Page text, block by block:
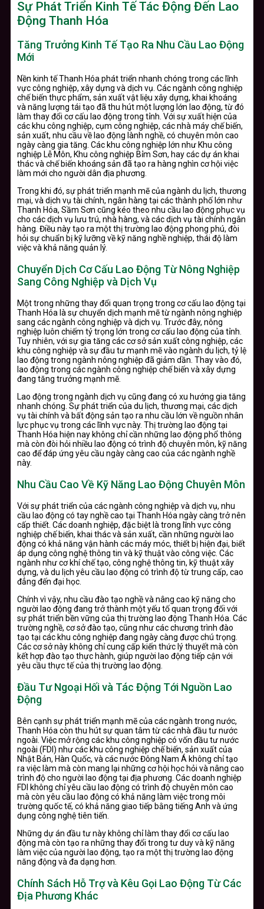
Sự Phát Triển Kinh Tế Tác Động Đến Lao
Động Thanh Hóa
Tăng Trưởng Kinh Tế Tạo Ra Nhu Cầu Lao Động
Mới
Nền kinh tế Thanh Hóa phát triển nhanh chóng trong các lĩnh
vực công nghiệp, xây dựng và dịch vụ. Các ngành công nghiệp
chế biến thực phẩm, sản xuất vật liệu xây dựng, khai khoáng
và năng lượng tái tạo đã thu hút một lượng lớn lao động, từ đó
làm thay đổi cơ cấu lao động trong tỉnh. Với sự xuất hiện của
các khu công nghiệp, cụm công nghiệp, các nhà máy chế biến,
sản xuất, nhu cầu về lao động lành nghề, có chuyên môn cao
ngày càng gia tăng. Các khu công nghiệp lớn như Khu công
nghiệp Lễ Môn, Khu công nghiệp Bỉm Sơn, hay các dự án khai
thác và chế biến khoáng sản đã tạo ra hàng nghìn cơ hội việc
làm mới cho người dân địa phương.
Trong khi đó, sự phát triển mạnh mẽ của ngành du lịch, thương
mại, và dịch vụ tài chính, ngân hàng tại các thành phố lớn như
Thanh Hóa, Sầm Sơn cũng kéo theo nhu cầu lao động phục vụ
cho các dịch vụ lưu trú, nhà hàng, và các dịch vụ tài chính ngân
hàng. Điều này tạo ra một thị trường lao động phong phú, đòi
hỏi sự chuẩn bị kỹ lưỡng về kỹ năng nghề nghiệp, thái độ làm
việc và khả năng quản lý.
Chuyển Dịch Cơ Cấu Lao Động Từ Nông Nghiệp
Sang Công Nghiệp và Dịch Vụ
Một trong những thay đổi quan trọng trong cơ cấu lao động tại
Thanh Hóa là sự chuyển dịch mạnh mẽ từ ngành nông nghiệp
sang các ngành công nghiệp và dịch vụ. Trước đây, nông
nghiệp luôn chiếm tỷ trọng lớn trong cơ cấu lao động của tỉnh.
Tuy nhiên, với sự gia tăng các cơ sở sản xuất công nghiệp, các
khu công nghiệp và sự đầu tư mạnh mẽ vào ngành du lịch, tỷ lệ
lao động trong ngành nông nghiệp đã giảm dần. Thay vào đó,
lao động trong các ngành công nghiệp chế biến và xây dựng
đang tăng trưởng mạnh mẽ.
Lao động trong ngành dịch vụ cũng đang có xu hướng gia tăng
nhanh chóng. Sự phát triển của du lịch, thương mại, các dịch
vụ tài chính và bất động sản tạo ra nhu cầu lớn về nguồn nhân
lực phục vụ trong các lĩnh vực này. Thị trường lao động tại
Thanh Hóa hiện nay không chỉ cần những lao động phổ thông
mà còn đòi hỏi nhiều lao động có trình độ chuyên môn, kỹ năng
cao để đáp ứng yêu cầu ngày càng cao của các ngành nghề
này.
Nhu Cầu Cao Về Kỹ Năng Lao Động Chuyên Môn
Với sự phát triển của các ngành công nghiệp và dịch vụ, nhu
cầu lao động có tay nghề cao tại Thanh Hóa ngày càng trở nên
cấp thiết. Các doanh nghiệp, đặc biệt là trong lĩnh vực công
nghiệp chế biến, khai thác và sản xuất, cần những người lao
động có khả năng vận hành các máy móc, thiết bị hiện đại, biết
áp dụng công nghệ thông tin và kỹ thuật vào công việc. Các
ngành như cơ khí chế tạo, công nghệ thông tin, kỹ thuật xây
dựng, và du lịch yêu cầu lao động có trình độ từ trung cấp, cao
đẳng đến đại học.
Chính vì vậy, nhu cầu đào tạo nghề và nâng cao kỹ năng cho
người lao động đang trở thành một yếu tố quan trọng đối với
sự phát triển bền vững của thị trường lao động Thanh Hóa. Các
trường nghề, cơ sở đào tạo, cũng như các chương trình đào
tạo tại các khu công nghiệp đang ngày càng được chú trọng.
Các cơ sở này không chỉ cung cấp kiến thức lý thuyết mà còn
kết hợp đào tạo thực hành, giúp người lao động tiếp cận với
yêu cầu thực tế của thị trường lao động.
Đầu Tư Ngoại Hối và Tác Động Tới Nguồn Lao
Động
Bên cạnh sự phát triển mạnh mẽ của các ngành trong nước,
Thanh Hóa còn thu hút sự quan tâm từ các nhà đầu tư nước
ngoài. Việc mở rộng các khu công nghiệp có vốn đầu tư nước
ngoài (FDI) như các khu công nghiệp chế biến, sản xuất của
Nhật Bản, Hàn Quốc, và các nước Đông Nam Á không chỉ tạo
ra việc làm mà còn mang lại những cơ hội học hỏi và nâng cao
trình độ cho người lao động tại địa phương. Các doanh nghiệp
FDI không chỉ yêu cầu lao động có trình độ chuyên môn cao
mà còn yêu cầu lao động có khả năng làm việc trong môi
trường quốc tế, có khả năng giao tiếp bằng tiếng Anh và ứng
dụng công nghệ tiên tiến.
Những dự án đầu tư này không chỉ làm thay đổi cơ cấu lao
động mà còn tạo ra những thay đổi trong tư duy và kỹ năng
làm việc của người lao động, tạo ra một thị trường lao động
năng động và đa dạng hơn.
Chính Sách Hỗ Trợ và Kêu Gọi Lao Động Từ Các
Địa Phương Khác